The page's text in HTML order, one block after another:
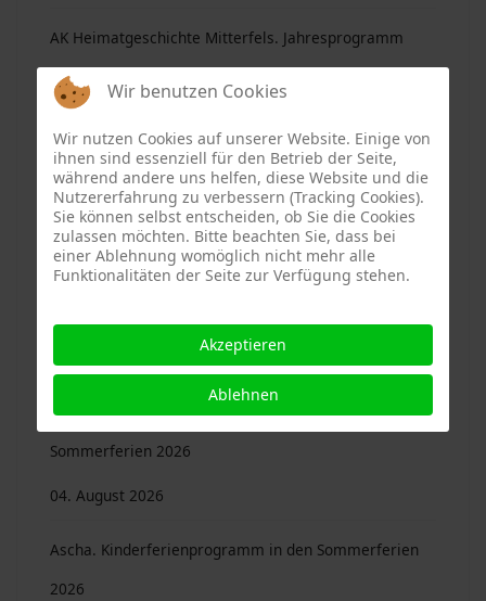
AK Heimatgeschichte Mitterfels. Jahresprogramm
2026
Haselbach. „Kirta“ mit Jubiläum
04. August 2026
Mitterfels. Kinderferienprogramm in der
04. August 2026
Haselbach. Kinderferienprogramm in den
Sommerferien 2026
04. August 2026
Ascha. Kinderferienprogramm in den Sommerferien
2026
Wir benutzen Cookies
Wir nutzen Cookies auf unserer Website. Einige von
ihnen sind essenziell für den Betrieb der Seite,
während andere uns helfen, diese Website und die
Nutzererfahrung zu verbessern (Tracking Cookies).
Sie können selbst entscheiden, ob Sie die Cookies
zulassen möchten. Bitte beachten Sie, dass bei
einer Ablehnung womöglich nicht mehr alle
Funktionalitäten der Seite zur Verfügung stehen.
Akzeptieren
Ablehnen